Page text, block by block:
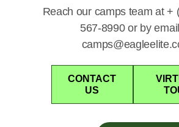
Reach our camps team at +
567-8990 or by
CONTACT
US